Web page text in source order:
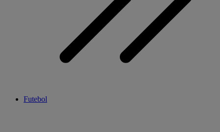
Futebol